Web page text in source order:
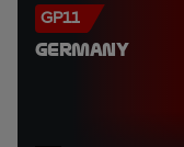
GP11
GERMANY